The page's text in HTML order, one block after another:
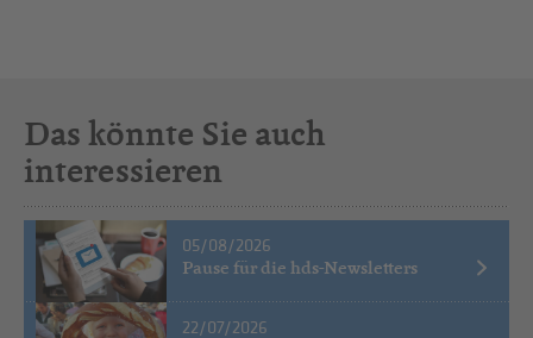
Das könnte Sie auch
interessieren
05/08/2026
Pause für die hds-Newsletters
22/07/2026